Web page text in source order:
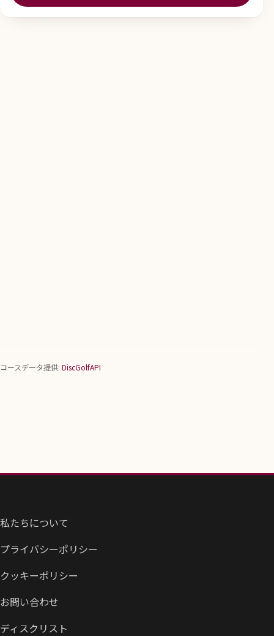
コースデータ提供: DiscGolfAPI
私たちについて
プライバシーポリシー
クッキーポリシー
お問い合わせ
ディスクリスト